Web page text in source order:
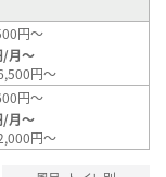
円～
/月～
円～
円～
/月～
円～